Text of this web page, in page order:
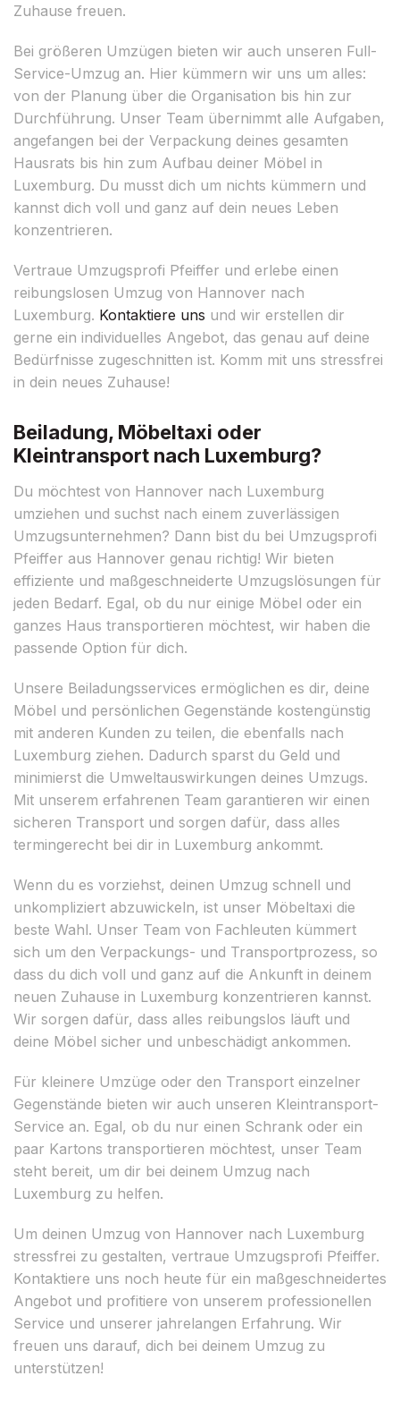
Zuhause freuen.
Bei größeren Umzügen bieten wir auch unseren Full-
Service-Umzug an. Hier kümmern wir uns um alles:
von der Planung über die Organisation bis hin zur
Durchführung. Unser Team übernimmt alle Aufgaben,
angefangen bei der Verpackung deines gesamten
Hausrats bis hin zum Aufbau deiner Möbel in
Luxemburg. Du musst dich um nichts kümmern und
kannst dich voll und ganz auf dein neues Leben
konzentrieren.
Vertraue Umzugsprofi Pfeiffer und erlebe einen
reibungslosen Umzug von Hannover nach
Luxemburg. Kontaktiere uns und wir erstellen dir
gerne ein individuelles Angebot, das genau auf deine
Bedürfnisse zugeschnitten ist. Komm mit uns stressfrei
in dein neues Zuhause!
Beiladung, Möbeltaxi oder
Kleintransport nach Luxemburg?
Du möchtest von Hannover nach Luxemburg
umziehen und suchst nach einem zuverlässigen
Umzugsunternehmen? Dann bist du bei Umzugsprofi
Pfeiffer aus Hannover genau richtig! Wir bieten
effiziente und maßgeschneiderte Umzugslösungen für
jeden Bedarf. Egal, ob du nur einige Möbel oder ein
ganzes Haus transportieren möchtest, wir haben die
passende Option für dich.
Unsere Beiladungsservices ermöglichen es dir, deine
Möbel und persönlichen Gegenstände kostengünstig
mit anderen Kunden zu teilen, die ebenfalls nach
Luxemburg ziehen. Dadurch sparst du Geld und
minimierst die Umweltauswirkungen deines Umzugs.
Mit unserem erfahrenen Team garantieren wir einen
sicheren Transport und sorgen dafür, dass alles
termingerecht bei dir in Luxemburg ankommt.
Wenn du es vorziehst, deinen Umzug schnell und
unkompliziert abzuwickeln, ist unser Möbeltaxi die
beste Wahl. Unser Team von Fachleuten kümmert
sich um den Verpackungs- und Transportprozess, so
dass du dich voll und ganz auf die Ankunft in deinem
neuen Zuhause in Luxemburg konzentrieren kannst.
Wir sorgen dafür, dass alles reibungslos läuft und
deine Möbel sicher und unbeschädigt ankommen.
Für kleinere Umzüge oder den Transport einzelner
Gegenstände bieten wir auch unseren Kleintransport-
Service an. Egal, ob du nur einen Schrank oder ein
paar Kartons transportieren möchtest, unser Team
steht bereit, um dir bei deinem Umzug nach
Luxemburg zu helfen.
Um deinen Umzug von Hannover nach Luxemburg
stressfrei zu gestalten, vertraue Umzugsprofi Pfeiffer.
Kontaktiere uns noch heute für ein maßgeschneidertes
Angebot und profitiere von unserem professionellen
Service und unserer jahrelangen Erfahrung. Wir
freuen uns darauf, dich bei deinem Umzug zu
unterstützen!